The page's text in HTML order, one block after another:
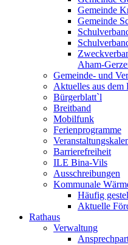
Gemeinde
Gemeinde
Aham-
Gemeinde- und
Aktuelles aus dem
Bürgerblatt`l
Breitband
Mobilfunk
Ferienprogramme
Barrierefreiheit
ILE Bina-Vils
Ausschreibungen
Kommunale
Häufig
Aktuelle
Rathaus
Verwaltung